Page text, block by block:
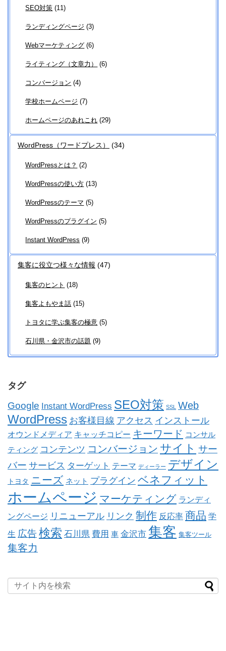
SEO対策 (11)
ランディングページ (3)
Webマーケティング (6)
ライティング（文章力） (6)
コンバージョン (4)
学校ホームページ (7)
ホームページのあれこれ (29)
WordPress（ワードプレス） (34)
WordPressとは？ (2)
WordPressの使い方 (13)
WordPressのテーマ (5)
WordPressのプラグイン (5)
Instant WordPress (9)
集客に役立つ様々な情報 (47)
集客のヒント (18)
集客よもやま話 (15)
トヨタに学ぶ集客の極意 (5)
石川県・金沢市の話題 (9)
タグ
Google Instant WordPress SEO対策 SSL Web
WordPress お客様目線 アクセス インストール
オウンドメディア キャッチコピー キーワード コンサル
ティング コンテンツ コンバージョン サイト サー
バー サービス ターゲット テーマ ディーラー デザイン
トヨタ ニーズ ネット プラグイン ベネフィット
ホームページ マーケティング ランディ
ングページ リニューアル リンク 制作 反応率 商品 学
生 広告検索 石川県 費用 車 金沢市 集客 集客ツール
集客力